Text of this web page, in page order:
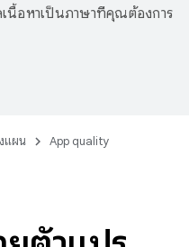
นื้อหาเป็นภาษาที่คุณต้องการ
แผน
App quality